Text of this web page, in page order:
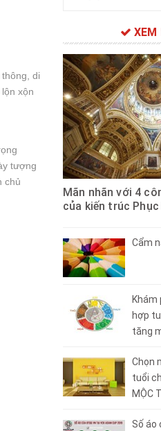
di
xộn
tượng
chủ
XEM
Mãn nhãn với 4
của kiến trúc
Cẩm
Khám
hợp
tăng
Chọn
tuổi
MỘC
Số áo